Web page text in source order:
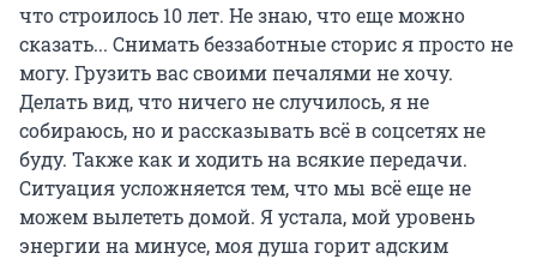
что строилось 10 лет. Не знаю, что еще можно
сказать... Снимать беззаботные сторис я просто не
могу. Грузить вас своими печалями не хочу.
Делать вид, что ничего не случилось, я не
собираюсь, но и рассказывать всё в соцсетях не
буду. Также как и ходить на всякие передачи.
Ситуация усложняется тем, что мы всё еще не
можем вылететь домой. Я устала, мой уровень
энергии на минусе, моя душа горит адским